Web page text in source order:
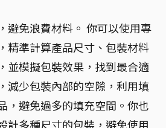
避免浪費材料。 你可以使用專
精準計算產品尺寸、包裝材料
並模擬包裝效果，找到最合適
減少包裝內部的空隙，利用填
，避免過多的填充空間。你也
計多種尺寸的包裝，避免使用